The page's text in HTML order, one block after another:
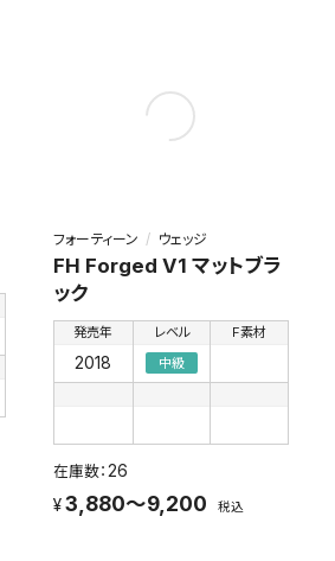
フォーティーン ウェッジ
FH Forged V1 マットブラ
ック
発売年
2018
レベル
中級
F素材
26
3,880～9,200 税込